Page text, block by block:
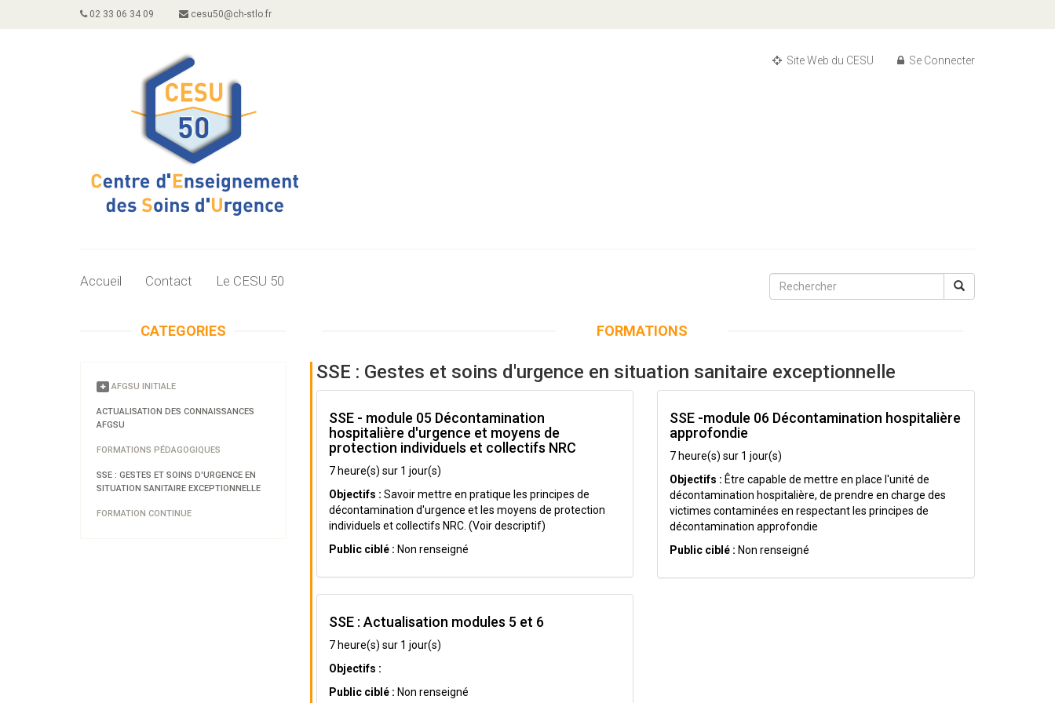
02 33 06 34 09 cesu50@ch-stlo.fr
Site Web du CESU Se Connecter
Accueil Contact Le CESU 50
CATEGORIES
AFGSU INITIALE
ACTUALISATION DES CONNAISSANCES
AFGSU
FORMATIONS PÉDAGOGIQUES
SSE : GESTES ET SOINS D'URGENCE EN
SITUATION SANITAIRE EXCEPTIONNELLE
FORMATION CONTINUE
FORMATIONS
SSE : Gestes et soins d'urgence en situation sanitaire exceptionnelle
SSE - module 05 Décontamination
hospitalière d'urgence et moyens de
protection individuels et collectifs NRC
7 heure(s) sur 1 jour(s)
Objectifs : Savoir mettre en pratique les principes de
décontamination d'urgence et les moyens de protection
individuels et collectifs NRC. (Voir descriptif)
Public ciblé : Non renseigné
SSE -module 06 Décontamination hospitalière
approfondie
7 heure(s) sur 1 jour(s)
Objectifs : Être capable de mettre en place l'unité de
décontamination hospitalière, de prendre en charge des
victimes contaminées en respectant les principes de
décontamination approfondie
Public ciblé : Non renseigné
SSE : Actualisation modules 5 et 6
7 heure(s) sur 1 jour(s)
Objectifs :
Public ciblé : Non renseigné